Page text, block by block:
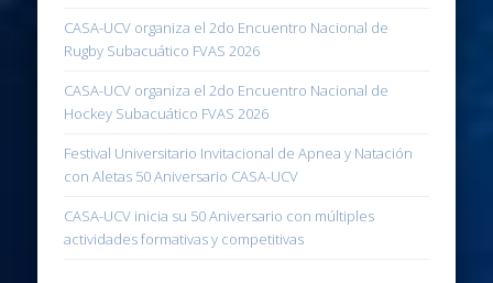
CASA-UCV organiza el 2do Encuentro Nacional de
Rugby Subacuático FVAS 2026
CASA-UCV organiza el 2do Encuentro Nacional de
Hockey Subacuático FVAS 2026
Festival Universitario Invitacional de Apnea y Natación
con Aletas 50 Aniversario CASA-UCV
CASA-UCV inicia su 50 Aniversario con múltiples
actividades formativas y competitivas